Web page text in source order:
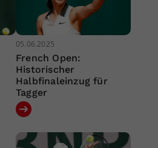
05.06.2025
French Open:
Historischer
Halbfinaleinzug für
Tagger